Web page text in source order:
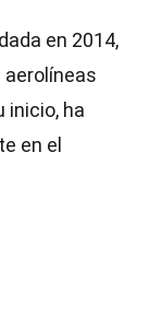
en 2014,
aerolíneas
inicio, ha
en el